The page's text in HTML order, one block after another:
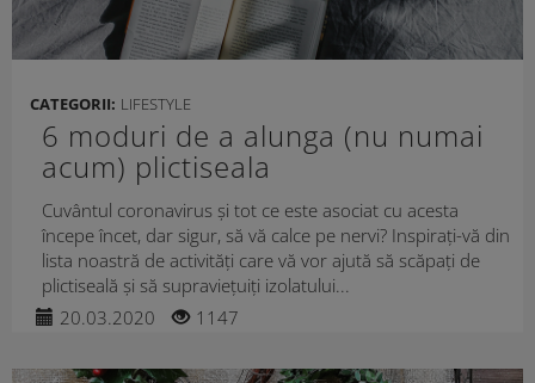
CATEGORII: LIFESTYLE
6 moduri de a alunga (nu numai
acum) plictiseala
Cuvântul coronavirus și tot ce este asociat cu acesta
începe încet, dar sigur, să vă calce pe nervi? Inspirați-vă din
lista noastră de activități care vă vor ajută să scăpați de
plictiseală și să supraviețuiți izolatului...
20.03.2020
1147